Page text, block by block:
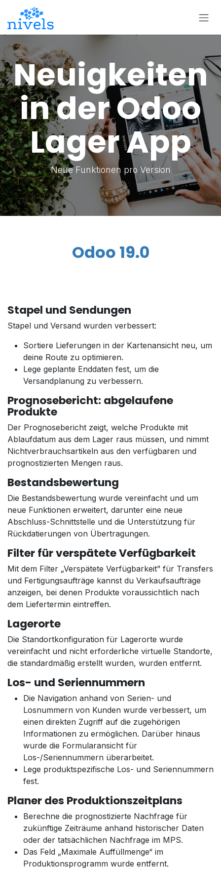
Zum Inhalt springen
Neuigkeiten
in der Odoo
Lager App
Neue Funktionen pro Version
Odoo 19.0
Stapel und Sendungen
Stapel und Versand wurden verbessert:
Sortiere Lieferungen in der Kartenansicht neu, um
deine Route zu optimieren.
Lege geplante Enddaten fest, um die
Versandplanung zu verbessern.
Prognosebericht: abgelaufene
Produkte
Der Prognosebericht zeigt, welche Produkte mit
Ablaufdatum aus dem Lager raus müssen, und nimmt
Nichtverbrauchsartikeln aus den verfügbaren und
prognostizierten Mengen raus.
Bestandsbewertung
Die Bestandsbewertung wurde vereinfacht und um
neue Funktionen erweitert, darunter eine neue
Abschluss-Schnittstelle und die Unterstützung für
Rückdatierungen von Übertragungen.
Filter für verspätete Verfügbarkeit
Mit dem Filter „Verspätete Verfügbarkeit” für Transfers
und Fertigungsaufträge kannst du Verkaufsaufträge
anzeigen, bei denen Produkte voraussichtlich nach
dem Liefertermin eintreffen.
Lagerorte
Die Standortkonfiguration für Lagerorte wurde
vereinfacht und nicht erforderliche virtuelle Standorte,
die standardmäßig erstellt wurden, wurden entfernt.
Los- und Seriennummern
Die Navigation anhand von Serien- und
Losnummern von Kunden wurde verbessert, um
einen direkten Zugriff auf die zugehörigen
Informationen zu ermöglichen. Darüber hinaus
wurde die Formularansicht für
Los-/Seriennummern überarbeitet.
Lege produktspezifische Los- und Seriennummern
fest.
Planer des Produktionszeitplans
Berechne die prognostizierte Nachfrage für
zukünftige Zeiträume anhand historischer Daten
oder der tatsächlichen Nachfrage im MPS.
Das Feld „Maximale Auffüllmenge“ im
Produktionsprogramm wurde entfernt.